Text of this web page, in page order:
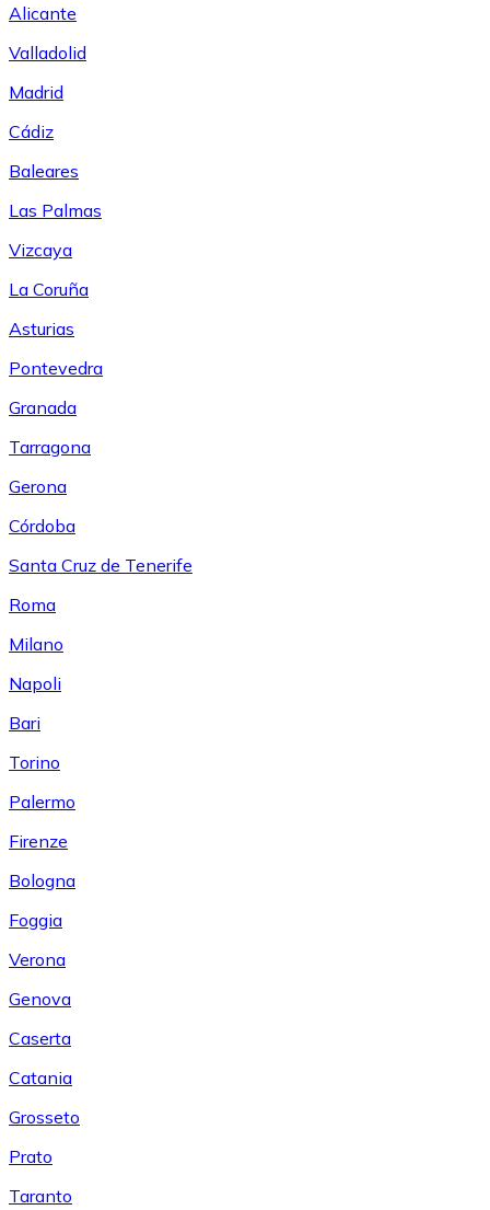
Alicante
Valladolid
Madrid
Cádiz
Baleares
Las Palmas
Vizcaya
La Coruña
Asturias
Pontevedra
Granada
Tarragona
Gerona
Córdoba
Santa Cruz de Tenerife
Roma
Milano
Napoli
Bari
Torino
Palermo
Firenze
Bologna
Foggia
Verona
Genova
Caserta
Catania
Grosseto
Prato
Taranto